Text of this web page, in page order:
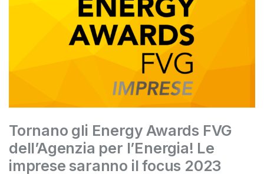
Tornano gli Energy Awards FVG
dell’Agenzia per l’Energia! Le
imprese saranno il focus 2023